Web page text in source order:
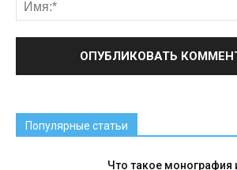
Популярные статьи
Что такое монография